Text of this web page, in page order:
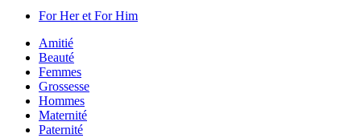
For Her et For Him
Amitié
Beauté
Femmes
Grossesse
Hommes
Maternité
Paternité